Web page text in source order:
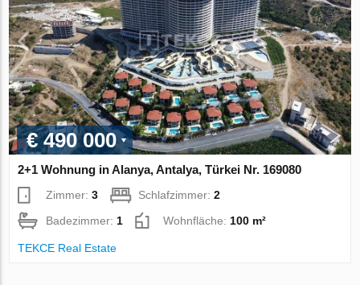
€ 490 000
2+1 Wohnung in Alanya, Antalya, Türkei Nr. 169080
Zimmer:3 Schlafzimmer:2
Badezimmer: 1 Wohnfläche: 100 m²
TEKCE Real Estate